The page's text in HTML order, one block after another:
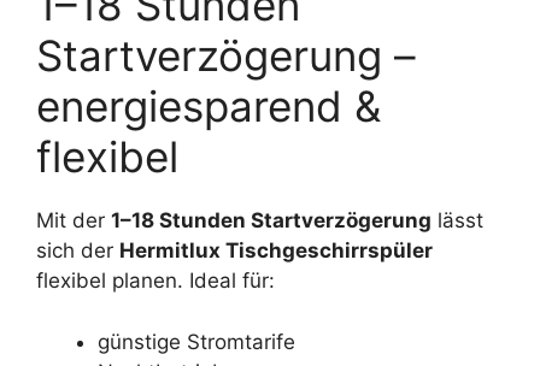
Startverzögerung –
energiesparend &
flexibel
Mit der 1–18 Stunden Startverzögerung lässt
sich der Hermitlux Tischgeschirrspüler
flexibel planen. Ideal für:
günstige Stromtarife